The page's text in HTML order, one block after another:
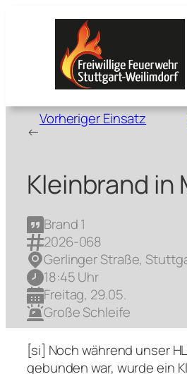
←
Vorheriger Einsatz
Kleinbrand in
Brand 1
2026-068
Gerlinger Straße,
18:45 Uhr
Freitag, 29.05.
Große Schleife
[si] Noch während unser
gebunden war, wurde ein